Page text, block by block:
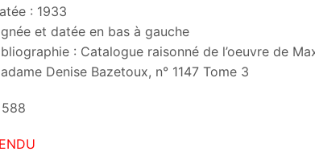
: 1933
et datée en bas à gauche
: Catalogue raisonné de l’oeuvre de
Denise Bazetoux, n° 1147 Tome 3